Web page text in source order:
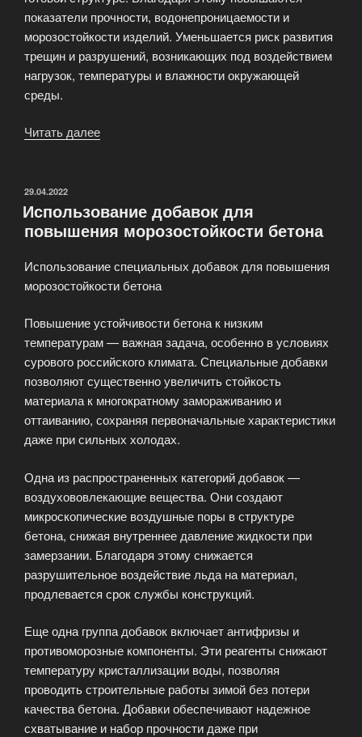
показатели прочности, водонепроницаемости и
морозостойкости изделий. Уменьшается риск развития
трещин и разрушений, возникающих под воздействием
нагрузок, температуры и влажности окружающей
среды.
Читать далее
ОПУБЛИКОВАНО
29.04.2022
Использование добавок для
повышения морозостойкости бетона
Использование специальных добавок для повышения
морозостойкости бетона
Повышение устойчивости бетона к низким
температурам — важная задача, особенно в условиях
сурового российского климата. Специальные добавки
позволяют существенно увеличить стойкость
материала к многократному замораживанию и
оттаиванию, сохраняя первоначальные характеристики
даже при сильных холодах.
Одна из распространенных категорий добавок —
воздухововлекающие вещества. Они создают
микроскопические воздушные поры в структуре
бетона, снижая внутреннее давление жидкости при
замерзании. Благодаря этому снижается
разрушительное воздействие льда на материал,
продлевается срок службы конструкций.
Еще одна группа добавок включает антифризы и
противоморозные компоненты. Эти реагенты снижают
температуру кристаллизации воды, позволяя
проводить строительные работы зимой без потери
качества бетона. Добавки обеспечивают надежное
схватывание и набор прочности даже при